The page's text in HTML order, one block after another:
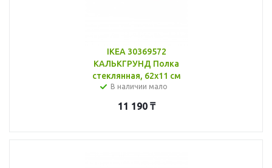
IKEA 30369572
КАЛЬКГРУНД Полка
стеклянная, 62x11 см
В наличии мало
11 190₸